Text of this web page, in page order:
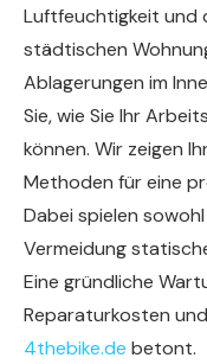
Luftfeuchtigkeit und
städtischen
Ablagerungen im
Sie, wie Sie Ihr
können. Wir zeigen
Methoden für eine
Dabei spielen
Vermeidung
Eine gründliche
Reparaturkosten
4thebike.de betont.